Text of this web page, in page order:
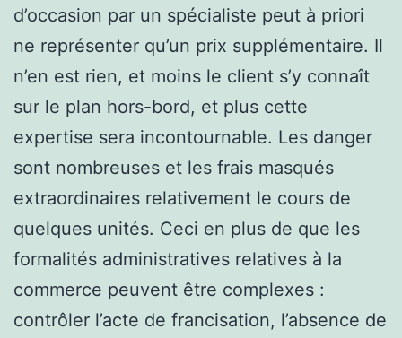
d’occasion par un spécialiste peut à priori
ne représenter qu’un prix supplémentaire. Il
n’en est rien, et moins le client s’y connaît
sur le plan hors-bord, et plus cette
expertise sera incontournable. Les danger
sont nombreuses et les frais masqués
extraordinaires relativement le cours de
quelques unités. Ceci en plus de que les
formalités administratives relatives à la
commerce peuvent être complexes :
contrôler l’acte de francisation, l’absence de